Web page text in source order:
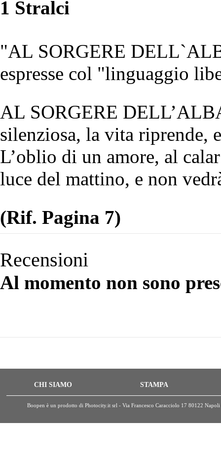
1 Stralci
"AL SORGERE
espresse col "linguaggio
AL SORGERE
silenziosa, la vita riprende,
L’oblio di un amore, al
luce del mattino, e non
(Rif. Pagina 7)
Recensioni
Al momento non sono
CHI SIAMO STAMPA
Boopen è un prodotto di Photocity.it srl - Via Francesco Caracciolo 17 80122